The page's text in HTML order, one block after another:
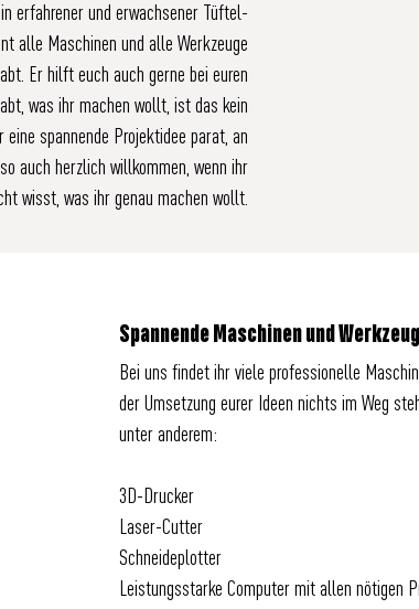
erfahrener und erwachsener Tüftel-
alle Maschinen und alle Werkzeuge
Er hilft euch auch gerne bei euren
was ihr machen wollt, ist das kein
spannende Projektidee parat, an
auch herzlich willkommen, wenn ihr
wisst, was ihr genau machen wollt.
SpannendeMaschinen und Werkzeug
Bei uns findet ihr viele professionelle
der Umsetzung eurer Ideen nichts im Weg
unter anderem:
3D-Drucker
Laser-Cutter
Schneideplotter
Leistungsstarke Computer mit allen nötigen